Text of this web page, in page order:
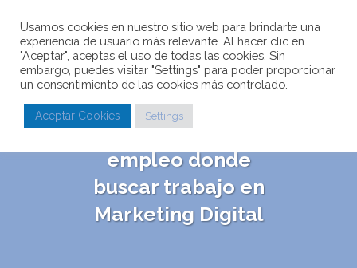
Los mejores
portales de
empleo donde
buscar trabajo en
Marketing Digital
Usamos cookies en nuestro sitio web para brindarte una
experiencia de usuario más relevante. Al hacer clic en
"Aceptar", aceptas el uso de todas las cookies. Sin
embargo, puedes visitar "Settings" para poder proporcionar
un consentimiento de las cookies más controlado.
Aceptar Cookies Settings